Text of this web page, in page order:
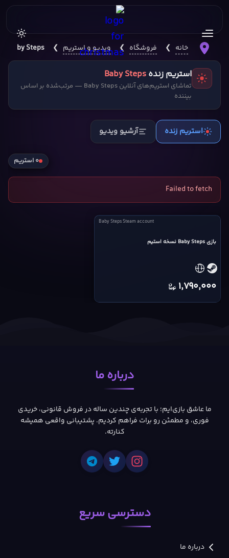
خانه ❯ فروشگاه ❯ ویدیو و استریم ❯
Baby Steps
استریم زندهBaby Steps
تماشای استریم‌های آنلاین Baby Steps — مرتب‌شده بر اساس
بیننده
استریم زنده آرشیو ویدیو
۰ استریم
Failed to fetch
Baby
Steam
cover
Baby Steps Steam account
بازی Baby Steps نسخه استیم
1,790,000
درباره ما
ما عاشق بازی‌ایم؛ با تجربه‌ی چندین ساله در فروش قانونی، خریدی
فوری، و مطمئن رو برات فراهم کردیم. پشتیبانی واقعی همیشه
کنارته.
دسترسی سریع
درباره ما